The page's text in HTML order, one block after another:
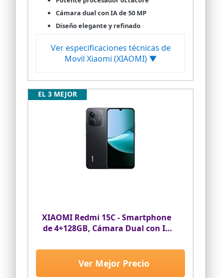
Cámara dual con IA de 50 MP
Diseño elegante y refinado
Ver especificaciones técnicas de
Movil Xiaomi (XIAOMI) ▼
XIAOMI Redmi 15C - Smartphone
de 4+128GB, Cámara Dual con IA
6,9" 120 Hz, Potente procesador
octacore, Carga rápida de 33W,
Cargador no Incluido, Negro
Ver Mejor Precio
EL 3 MEJOR